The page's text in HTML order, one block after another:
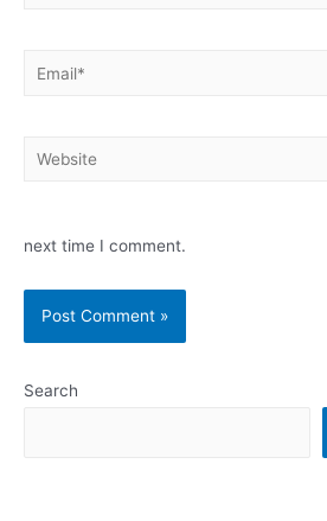
Email*
Website
next time I comment.
Search